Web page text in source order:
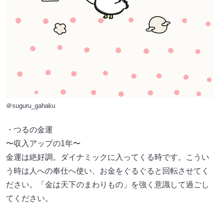
＠suguru_gahaku
・つるの金運
〜収入アップの1年〜
金運は絶好調。ダイナミックに入ってくる時です。こうい
う時は人への奉仕へ使い、お金をぐるぐると回転させてく
ださい。「金は天下のまわりもの」を強く意識して過ごし
てください。